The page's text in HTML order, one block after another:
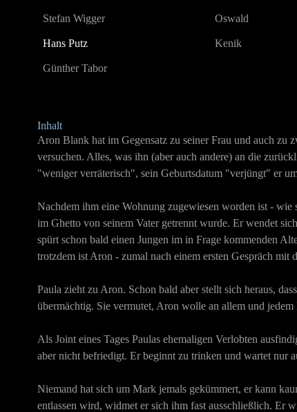
Stefan Wigger Oswald
Hans Putz Kenik
Günther Tabor
Inhalt
Aron Blank hat im Gegensatz zu seiner Frau und auch
versuchen. Alles, was ihn (aber auch andere) an die
"weniger verräterisch", sein Geburtsdatum "verjüngt" er
Nachdem ihm eine Wohnung zugewiesen worden ist - wie
im Ghetto von seinem Vater getrennt wurde. Er wendet
spürt schon bald einen Jungen im in Frage kommenden
trotzdem ist Aron - zumal nach einem ersten Gespräch
Paula zieht zu Aron. Schon bald aber stellt sich heraus,
übermächtig. Sie vermutet, Aron wolle an allem und
Als Joint eines Tages Paulas ehemaligen Verlobten
aber nicht befriedigt. Er beginnt zu trinken und wartet nur
Niemand hat sich um Mark jemals gekümmert, er kann
entlassen wird, widmet er sich ihm fast ausschließlich. Er